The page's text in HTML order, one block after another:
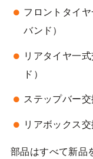
フロントタイ
バンド）
リアタイヤ一
ド）
ステップバー交
リアボックス
部品はすべて新品